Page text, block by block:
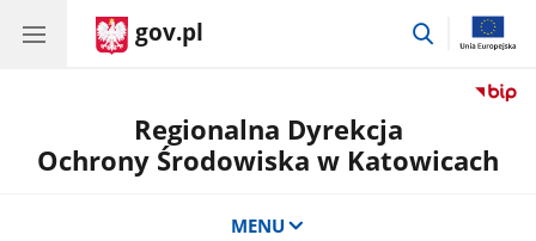
gov.pl
przejdź
Regionalna Dyrekcja
Ochrony Środowiska w Katowicach
MENU